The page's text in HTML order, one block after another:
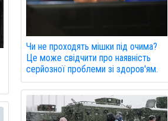
Чи не проходять мішки під очима?
Це може свідчити про наявність
серйозної проблеми зі здоров'ям.